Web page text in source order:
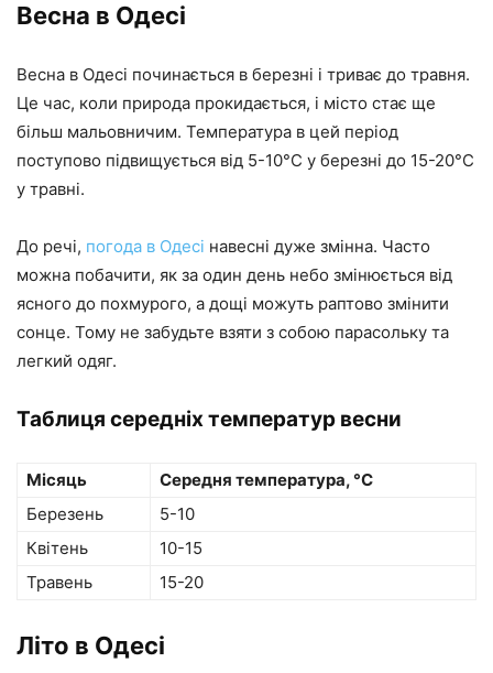
Весна в Одесі
Весна в Одесі починається в березні і триває до травня.
Це час, коли природа прокидається, і місто стає ще
більш мальовничим. Температура в цей період
поступово підвищується від 5-10°C у березні до 15-20°C
у травні.
До речі, погода в Одесі навесні дуже змінна. Часто
можна побачити, як за один день небо змінюється від
ясного до похмурого, а дощі можуть раптово змінити
сонце. Тому не забудьте взяти з собою парасольку та
легкий одяг.
Таблиця середніх температур весни
Місяць
Середня температура, °C
Березень
5-10
Квітень
10-15
Травень
15-20
Літо в Одесі